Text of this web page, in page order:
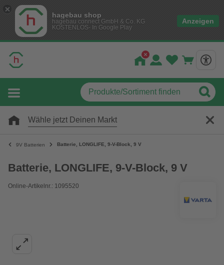
hagebau shop
hagebau connect GmbH & Co. KG
KOSTENLOS- In Google Play
Anzeigen
Wähle jetzt Deinen Markt
9V Batterien Batterie, LONGLIFE, 9-V-Block, 9 V
Batterie, LONGLIFE, 9-V-Block, 9 V
Online-Artikelnr.: 1095520